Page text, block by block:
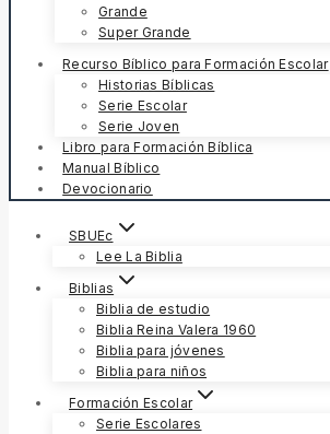
Grande
Super Grande
Recurso Bíblico para Formación Escolar
Historias Bíblicas
Serie Escolar
Serie Joven
Libro para Formación Bíblica
Manual Bíblico
Devocionario
SBUEc
Lee La Biblia
Biblias
Biblia de estudio
Biblia Reina Valera 1960
Biblia para jóvenes
Biblia para niños
Formación Escolar
Serie Escolares